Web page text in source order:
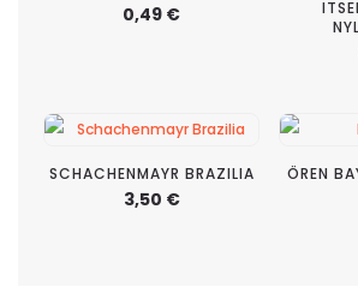
0,49 €
SCHACHENMAYR BRAZILIA
3,50 €
ÖREN